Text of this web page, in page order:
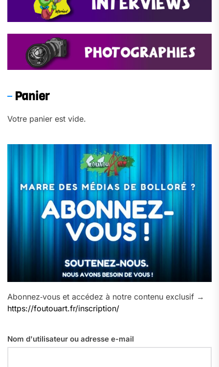
Panier
Votre panier est vide.
Abonnez‑vous et accédez à notre contenu exclusif →
https://foutouart.fr/inscription/
Nom d'utilisateur ou adresse e-mail